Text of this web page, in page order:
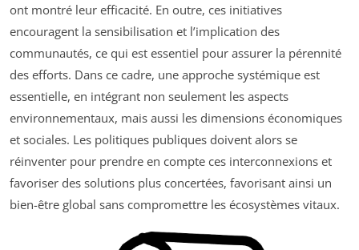
ont montré leur efficacité. En outre, ces initiatives
encouragent la sensibilisation et l’implication des
communautés, ce qui est essentiel pour assurer la pérennité
des efforts. Dans ce cadre, une approche systémique est
essentielle, en intégrant non seulement les aspects
environnementaux, mais aussi les dimensions économiques
et sociales. Les politiques publiques doivent alors se
réinventer pour prendre en compte ces interconnexions et
favoriser des solutions plus concertées, favorisant ainsi un
bien-être global sans compromettre les écosystèmes vitaux.